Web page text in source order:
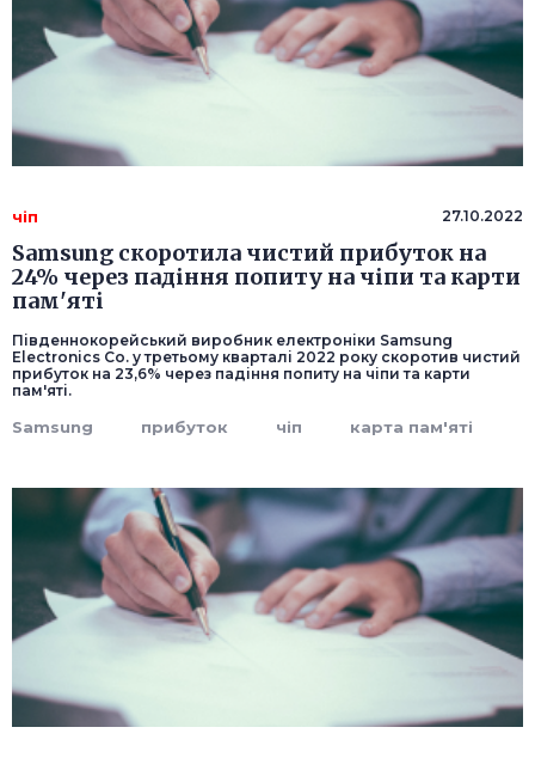
чіп 27.10.2022
Samsung скоротила чистий прибуток на
24% через падіння попиту на чіпи та карти
пам'яті
Південнокорейський виробник електроніки Samsung
Electronics Co. у третьому кварталі 2022 року скоротив чистий
прибуток на 23,6% через падіння попиту на чіпи та карти
пам'яті.
Samsung прибуток чіп карта пам'яті